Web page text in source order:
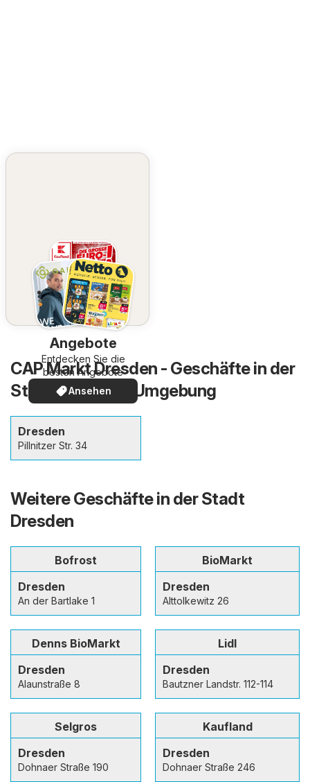
Angebote
Entdecken Sie die
besten Angebote
Ansehen
CAP Markt Dresden - Geschäfte in der
Stadt und in der Umgebung
Dresden
Pillnitzer Str. 34
Weitere Geschäfte in der Stadt
Dresden
Bofrost
Dresden
An der Bartlake 1
BioMarkt
Dresden
Alttolkewitz 26
Denns BioMarkt
Dresden
Alaunstraße 8
Lidl
Dresden
Bautzner Landstr. 112-114
Selgros
Dresden
Dohnaer Straße 190
Kaufland
Dresden
Dohnaer Straße 246